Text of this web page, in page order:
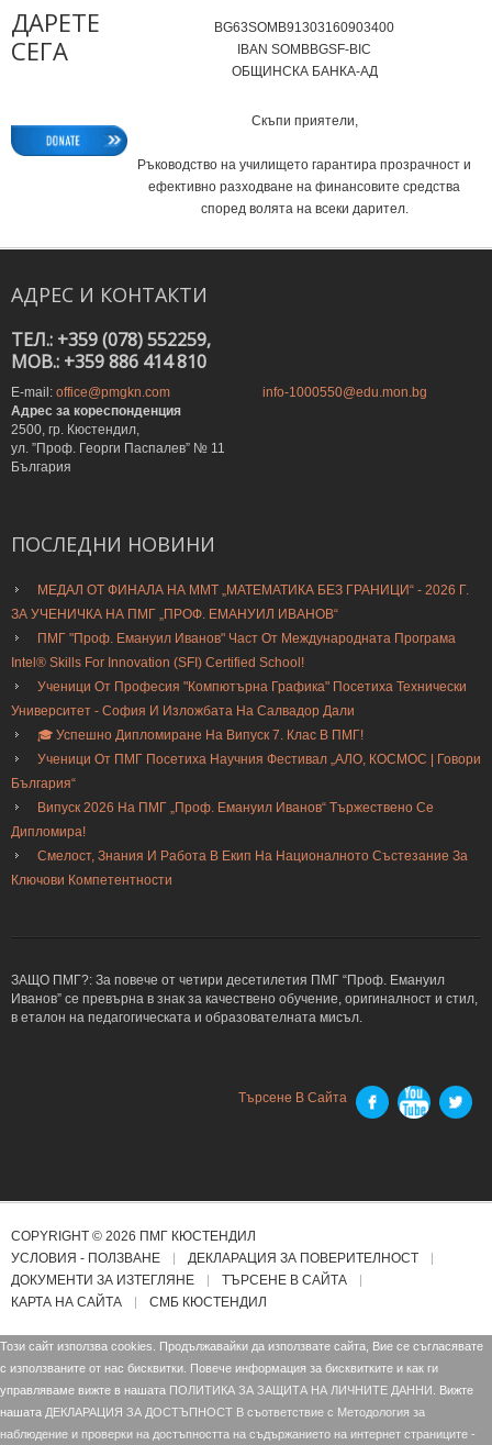
ДАРЕТЕ
СЕГА
BG63SOMB91303160903400
IВAN SOMBBGSF-BIC
ОБЩИНСКА БАНКА-АД
Скъпи приятели,
Ръководство на училището гарантира прозрачност и
ефективно разходване на финансовите средства
според волята на всеки дарител.
АДРЕС И КОНТАКТИ
ТЕЛ.: +359 (078) 552259,
MOB.: +359 886 414 810
E-mail: office@pmgkn.com
info-1000550@edu.mon.bg
Адрес за кореспонденция
2500, гр. Кюстендил,
ул. ”Проф. Георги Паспалев” № 11
България
ПОСЛЕДНИ НОВИНИ
МЕДАЛ ОТ ФИНАЛА НА ММТ „МАТЕМАТИКА БЕЗ ГРАНИЦИ“ - 2026 Г.
ЗА УЧЕНИЧКА НА ПМГ „ПРОФ. ЕМАНУИЛ ИВАНОВ“
ПМГ "Проф. Емануил Иванов" Част От Международната Програма
Intel® Skills For Innovation (SFI) Certified School!
Ученици От Професия "Компютърна Графика" Посетиха Технически
Университет - София И Изложбата На Салвадор Дали
🎓 Успешно Дипломиране На Випуск 7. Клас В ПМГ!
Ученици От ПМГ Посетиха Научния Фестивал „АЛО, КОСМОС | Говори
България“
Випуск 2026 На ПМГ „Проф. Емануил Иванов“ Тържествено Се
Дипломира!
Смелост, Знания И Работа В Екип На Националното Състезание За
Ключови Компетентности
ЗАЩО ПМГ?: За повече от четири десетилетия ПМГ “Проф. Емануил
Иванов” се превърна в знак за качествено обучение, оригиналност и стил,
в еталон на педагогическата и образователната мисъл.
Търсене В Сайта
COPYRIGHT © 2026 ПМГ КЮСТЕНДИЛ
УСЛОВИЯ - ПОЛЗВАНЕ
ДЕКЛАРАЦИЯ ЗА ПОВЕРИТЕЛНОСТ
ДОКУМЕНТИ ЗА ИЗТЕГЛЯНЕ
ТЪРСЕНЕ В САЙТА
КАРТА НА САЙТА
СМБ КЮСТЕНДИЛ
Този сайт използва cookies. Продължавайки да използвате сайта, Вие се съгласявате
с използваните от нас бисквитки. Повече информация за бисквитките и как ги
управляваме вижте в нашата ПОЛИТИКА ЗА ЗАЩИТА НА ЛИЧНИТЕ ДАННИ.
Вижте
нашата ДЕКЛАРАЦИЯ ЗА ДОСТЪПНОСТ В съответствие с Mетодология за
наблюдение и проверки на достъпността на съдържанието на интернет страниците -